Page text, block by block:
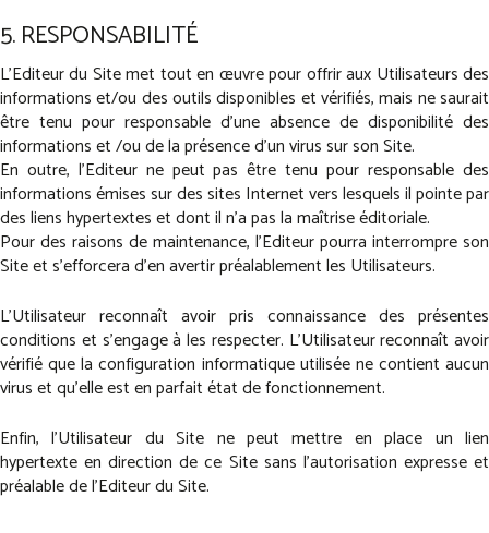
5. RESPONSABILITÉ
L'Editeur du Site met tout en œuvre pour offrir aux Utilisateurs des
informations et/ou des outils disponibles et vérifiés, mais ne saurait
être tenu pour responsable d'une absence de disponibilité des
informations et /ou de la présence d'un virus sur son Site.
En outre, l'Editeur ne peut pas être tenu pour responsable des
informations émises sur des sites Internet vers lesquels il pointe par
des liens hypertextes et dont il n'a pas la maîtrise éditoriale.
Pour des raisons de maintenance, l'Editeur pourra interrompre son
Site et s'efforcera d'en avertir préalablement les Utilisateurs.
L'Utilisateur reconnaît avoir pris connaissance des présentes
conditions et s'engage à les respecter. L'Utilisateur reconnaît avoir
vérifié que la configuration informatique utilisée ne contient aucun
virus et qu'elle est en parfait état de fonctionnement.
Enfin, l'Utilisateur du Site ne peut mettre en place un lien
hypertexte en direction de ce Site sans l'autorisation expresse et
préalable de l'Editeur du Site.